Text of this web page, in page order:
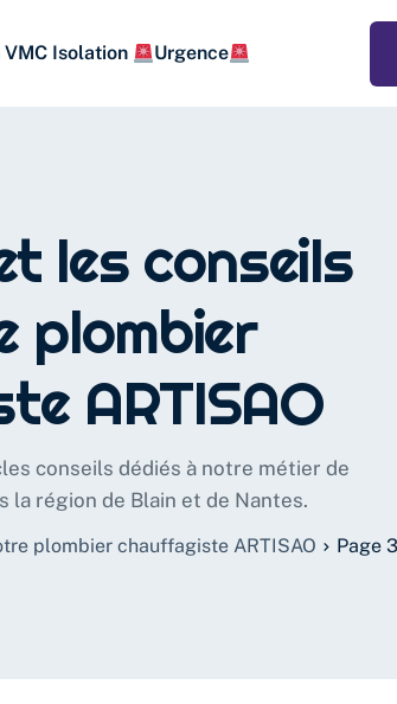
VMC Isolation Urgence
les conseils
plombier
ARTISAO
conseils dédiés à notre métier de
la région de Blain et de Nantes.
plombier chauffagiste ARTISAO Page 3